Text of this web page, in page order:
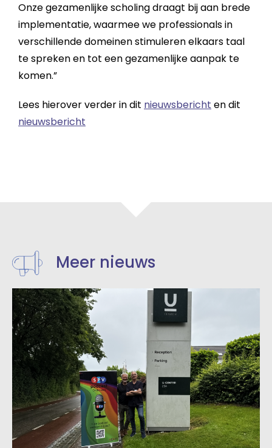
Onze gezamenlijke scholing draagt bij aan brede
implementatie, waarmee we professionals in
verschillende domeinen stimuleren elkaars taal
te spreken en tot een gezamenlijke aanpak te
komen.”
Lees hierover verder in dit nieuwsbericht en dit
nieuwsbericht
Meer nieuws